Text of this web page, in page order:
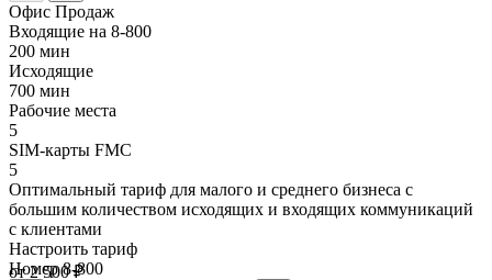
Офис Продаж
Входящие на 8-800
200 мин
Исходящие
700 мин
Рабочие места
5
SIM-карты FMC
5
Оптимальный тариф для малого и среднего бизнеса с
большим количеством исходящих и входящих коммуникаций
с клиентами
Настроить тариф
Номер 8-800
от 2 500 ₽